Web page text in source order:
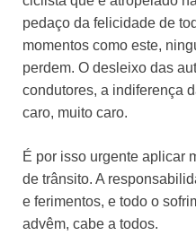
pedaço da felicidade de
momentos como este,
perdem. O desleixo das
condutores, a indiferença
caro, muito caro.
É por isso urgente aplicar
de trânsito. A
e ferimentos, e todo o
advêm, cabe a todos.